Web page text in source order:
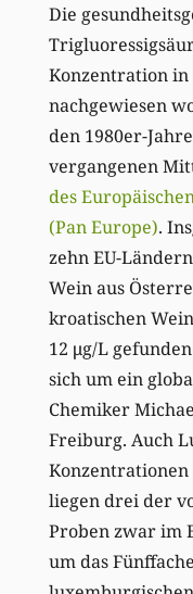
Die
Konzentration in
nachgewiesen
den 1980er-
vergangenen
des
(Pan Europe).
zehn EU-
Wein aus
kroatischen
12 μg/L
sich um ein
Chemiker
Freiburg. Auch
Konzentrationen
liegen drei der
Proben zwar im
um das